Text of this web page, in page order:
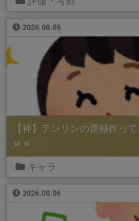
2026.08.06
【神】テンリンの運極作っ
ｗｗ
キャラ
2026.08.06